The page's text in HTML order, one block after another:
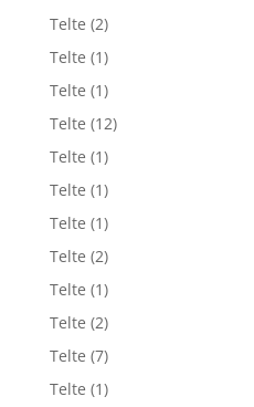
Telte (2)
Telte (1)
Telte (1)
Telte (12)
Telte (1)
Telte (1)
Telte (1)
Telte (2)
Telte (1)
Telte (2)
Telte (7)
Telte (1)